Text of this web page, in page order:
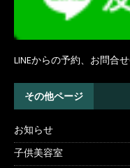
LINEからの予約、お問合せ
その他ページ
お知らせ
子供美容室